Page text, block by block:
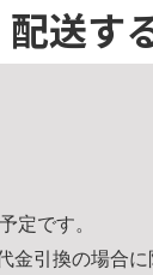
配送す
定です。
金引換の場合